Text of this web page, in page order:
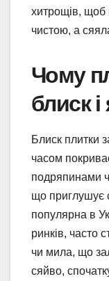
хитрощів, щоб
чистою, а
Чому
блиск
Блиск плитки
часом
подряпинами
що приглушує
популярна в
ринків, часто
чи мила, що
сяйво,